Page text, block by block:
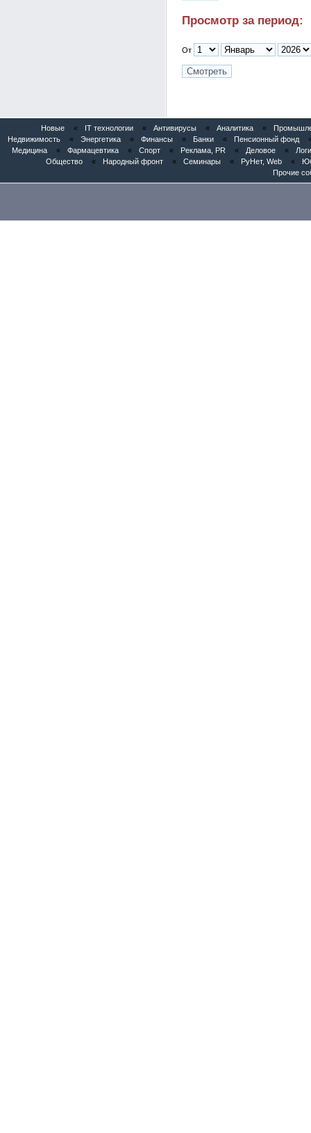
Просмотр за период:
От
Новые « IT технологии « Антивирусы « Аналитика «
Недвижимость
« Энергетика « Финансы « Банки « Пенсионный фонд
Медицина
« Фармацевтика « Спорт « Реклама, PR « Деловое «
Общество
« Народный фронт « Семинары « РуНет, Web «
Прочие